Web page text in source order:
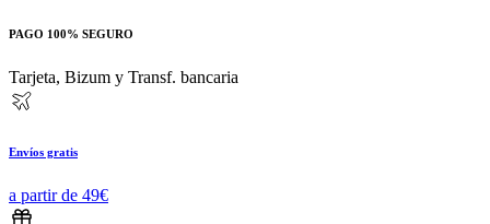
PAGO 100% SEGURO
Tarjeta, Bizum y Transf. bancaria
Envíos gratis
a partir de 49€